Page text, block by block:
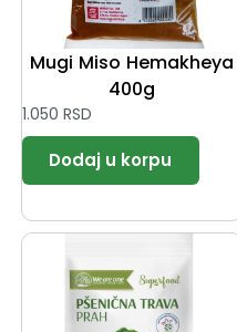
Mugi Miso Hemakheya
400g
1.050 RSD